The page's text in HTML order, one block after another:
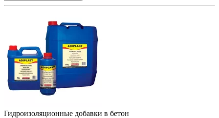
Гидроизоляционные добавки в бетон